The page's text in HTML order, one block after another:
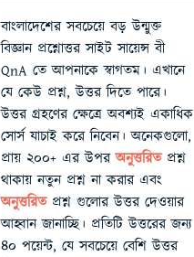
বাংলাদেশের সবচেয়ে বড় উন্মুক্ত
বিজ্ঞান প্রশ্নোত্তর সাইট সায়েন্স বী
QnA তে আপনাকে স্বাগতম। এখানে
যে কেউ প্রশ্ন, উত্তর দিতে পারে।
উত্তর গ্রহণের ক্ষেত্রে অবশ্যই একাধিক
সোর্স যাচাই করে নিবেন। অনেকগুলো,
প্রায় ২০০+ এর উপরঅনুত্তরিতপ্রশ্ন
থাকায় নতুন প্রশ্ন না করার এবং
অনুত্তরিত প্রশ্ন গুলোর উত্তর দেওয়ার
আহ্বান জানাচ্ছি। প্রতিটি উত্তরের জন্য
৪০ পয়েন্ট, যে সবচেয়ে বেশি উত্তর